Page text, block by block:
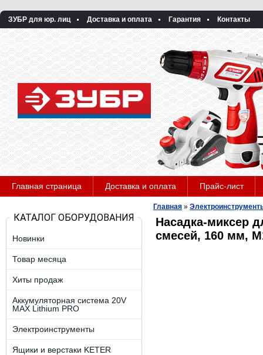
ЗУБР для юр. лиц Доставка и оплата Гарантия Контакты
Главная страница Доставка и оплата Прайс-лист
КАТАЛОГ ОБОРУДОВАНИЯ
Новинки
Товар месяца
Хиты продаж
Аккумуляторная система 20V
MAX Lithium PRO
Электроинструменты
Ящики и верстаки KETER
Главная »
Насадка-миксер
смесей, 160 мм,